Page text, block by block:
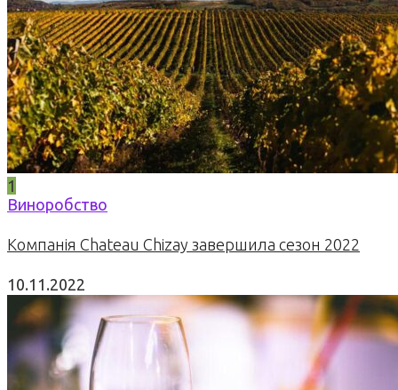
1
Виноробство
Компанія Chateau Chizay завершила сезон 2022
10.11.2022